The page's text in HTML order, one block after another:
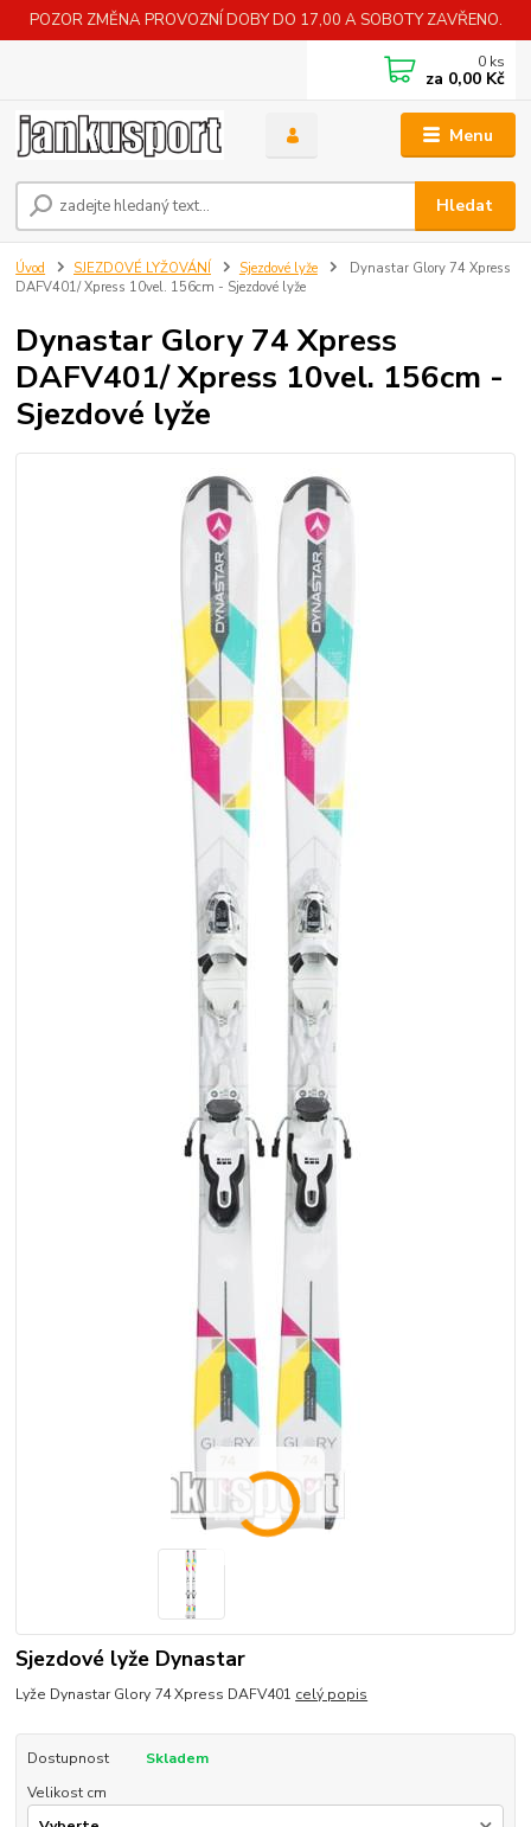
POZOR ZMĚNA PROVOZNÍ DOBY DO 17,00 A SOBOTY ZAVŘENO.
Menu
Hledat
0 ks
za 0,00 Kč
Úvod SJEZDOVÉ LYŽOVÁNÍ Sjezdové lyže
Dynastar Glory 74 Xpress
DAFV401/ Xpress 10vel. 156cm - Sjezdové lyže
Dynastar Glory 74 Xpress
DAFV401/ Xpress 10vel. 156cm -
Sjezdové lyže
Sjezdové lyže Dynastar
Lyže Dynastar Glory 74 Xpress DAFV401 celý popis
Dostupnost
Skladem
Velikost cm